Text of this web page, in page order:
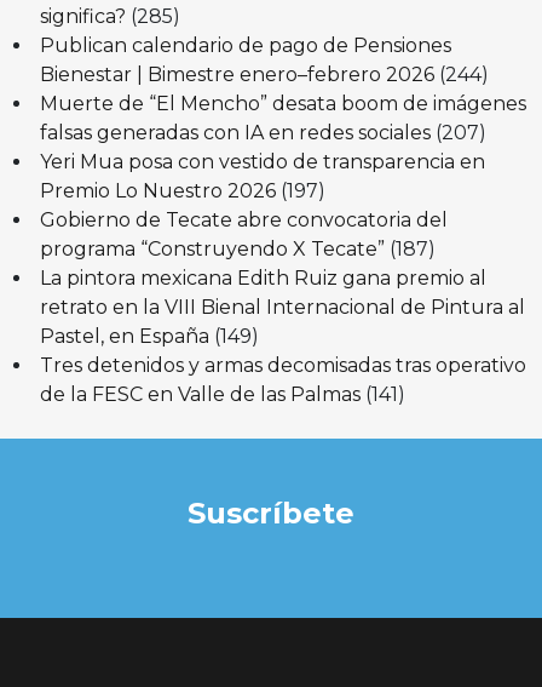
significa? (285)
Publican calendario de pago de Pensiones
Bienestar | Bimestre enero–febrero 2026 (244)
Muerte de “El Mencho” desata boom de imágenes
falsas generadas con IA en redes sociales (207)
Yeri Mua posa con vestido de transparencia en
Premio Lo Nuestro 2026 (197)
Gobierno de Tecate abre convocatoria del
programa “Construyendo X Tecate” (187)
La pintora mexicana Edith Ruiz gana premio al
retrato en la VIII Bienal Internacional de Pintura al
Pastel, en España (149)
Tres detenidos y armas decomisadas tras operativo
de la FESC en Valle de las Palmas (141)
Suscríbete